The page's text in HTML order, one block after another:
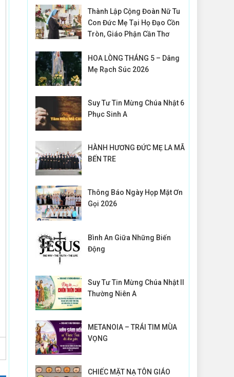
Thành Lập Cộng Đoàn Nữ Tu
Con Đức Mẹ Tại Họ Đạo Cồn
Tròn, Giáo Phận Cần Thơ
HOA LÒNG THÁNG 5 – Dâng
Mẹ Rạch Súc 2026
Suy Tư Tin Mừng Chúa Nhật 6
Phục Sinh A
HÀNH HƯƠNG ĐỨC MẸ LA MÃ
BẾN TRE
Thông Báo Ngày Họp Mặt Ơn
Gọi 2026
Bình An Giữa Những Biến
Động
Suy Tư Tin Mừng Chúa Nhật II
Thường Niên A
METANOIA – TRÁI TIM MÙA
VỌNG
CHIẾC MẶT NẠ TÔN GIÁO